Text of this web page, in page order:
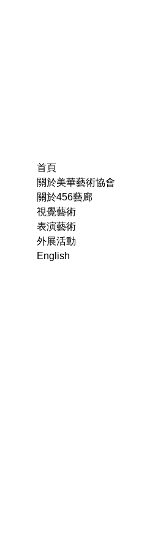
首頁
關於美華藝術協會
關於456藝廊
視覺藝術
表演藝術
外展活動
English